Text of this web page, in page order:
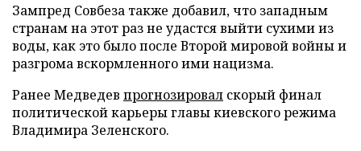
Зампред Совбеза также добавил, что западным
странам на этот раз не удастся выйти сухими из
воды, как это было после Второй мировой войны и
разгрома вскормленного ими нацизма.
Ранее Медведев прогнозировал скорый финал
политической карьеры главы киевского режима
Владимира Зеленского.